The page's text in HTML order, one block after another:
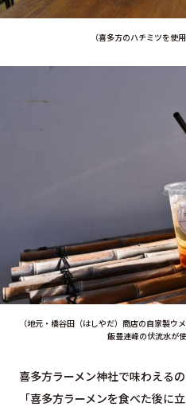
（喜多方のハチミツを使
（地元・橋谷田（はしやだ）商店の自家製ウ
飯豊連峰の伏流水が
喜多方ラーメン神社で味わえる
「喜多方ラーメンを食べた後に